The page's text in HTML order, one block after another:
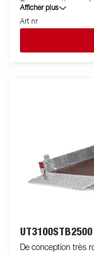
Berceau arrière
réglables de haute
bateau. Chassis
protection et durée
électriques sont
supplémentaire
remorque en toute
facilitent l'utilisation
plus grande
L'ensemble de feu
connecteur et le
indicatif
Afficher plus
Art nr
UT3100STB2500
De conception très